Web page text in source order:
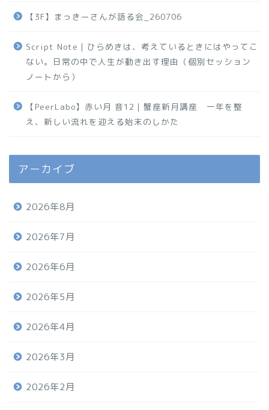
【3F】まっきーさんが語る会_260706
Script Note｜ひらめきは、考えているときにはやってこ
ない。日常の中で人生が動き出す理由（個別セッション
ノートから）
【PeerLabo】赤い月 音12｜蟹座新月講座 一年を整
え、新しい流れを迎える始末のしかた
アーカイブ
2026年8月
2026年7月
2026年6月
2026年5月
2026年4月
2026年3月
2026年2月